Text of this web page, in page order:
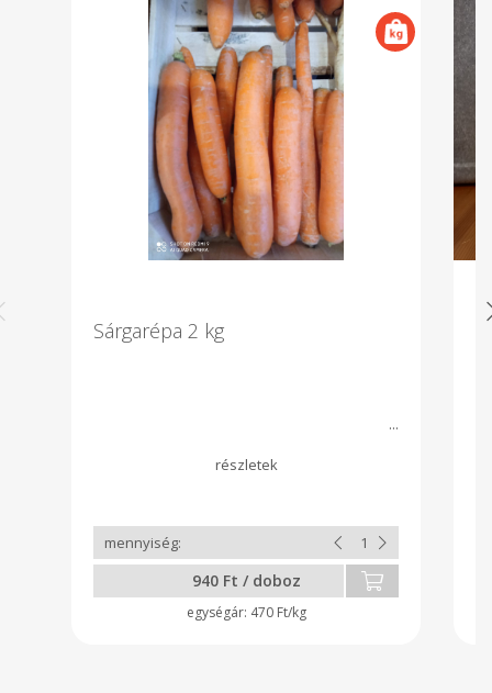
Sárgarépa 2 kg
940 Ft / doboz
470 Ft/kg